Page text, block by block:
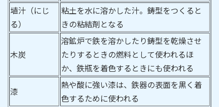
埴汁（にじ
る）
粘土を水に溶かした汁。鋳型をつくると
きの粘結剤となる
木炭
溶鉱炉で鉄を溶かしたり鋳型を乾燥させ
たりするときの燃料として使われるほ
か、鉄瓶を着色するときにも使われる
漆
熱や酸に強い漆は、鉄器の表面を黒く着
色するために使われる